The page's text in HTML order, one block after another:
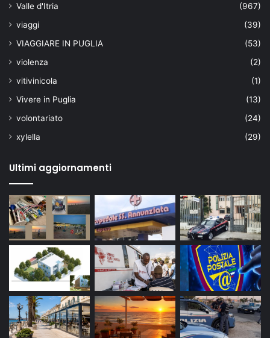
Valle d'Itria
(967)
viaggi
(39)
VIAGGIARE IN PUGLIA
(53)
violenza
(2)
vitivinicola
(1)
Vivere in Puglia
(13)
volontariato
(24)
xylella
(29)
Ultimi aggiornamenti